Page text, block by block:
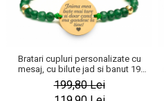
Bratari cupluri personalizate cu
mesaj, cu bilute jad si banut 19
mm - stainless steel
199,80 Lei